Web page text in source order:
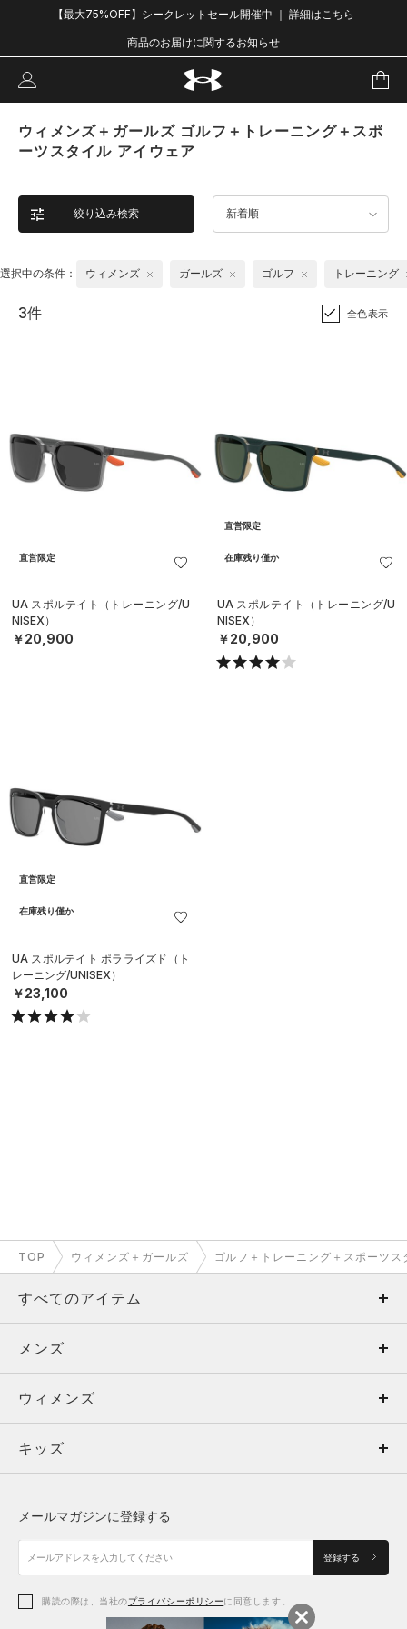
【最大75%OFF】シークレットセール開催中 ｜ 詳細はこちら
商品のお届けに関するお知らせ
ウィメンズ＋ガールズ ゴルフ＋トレーニング＋スポ
ーツスタイル アイウェア
絞り込み検索 新着順
選択中の条件： ウィメンズ ガールズ ゴルフ トレーニング
3件 全色表示
直営限定
UA スポルテイト（トレーニング/U
NISEX）
￥20,900
直営限定
在庫残り僅か
UA スポルテイト（トレーニング/U
NISEX）
￥20,900
直営限定
在庫残り僅か
UA スポルテイト ポラライズド（ト
レーニング/UNISEX）
￥23,100
TOP ウィメンズ＋ガールズ ゴルフ＋トレーニング＋スポーツス
すべてのアイテム
メンズ
ウィメンズ
キッズ
アクセサリー
メンズ
トップス
ボトムス
アクセサリー
ウィメンズ
トップス
シューズ
アクセサリー
キッズ
シューズ
メールマガジンに登録する
登録する
購読の際は、当社のプライバシーポリシーに同意します。